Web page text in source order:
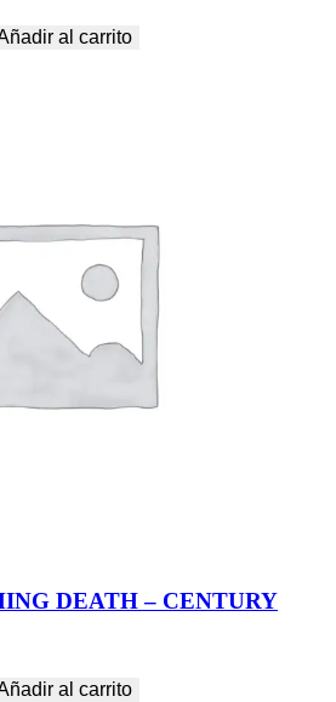
al carrito
DEATH – CENTURY
al carrito